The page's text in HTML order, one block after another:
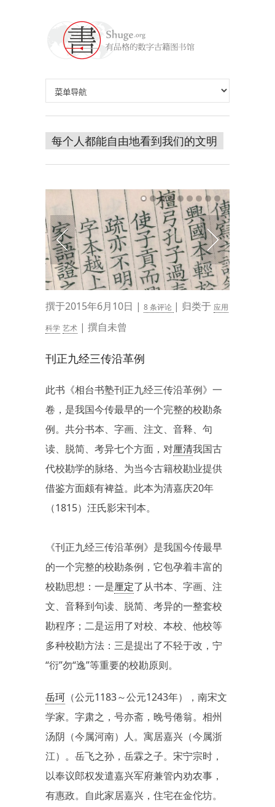
每个人都能自由地看到我们的文明
撰于2015年6月10日 | 8 条评论 | 归类于 应用
科学 艺术 | 撰自未曾
刊正九经三传沿革例
此书《相台书塾刊正九经三传沿革例》一
卷，是我国今传最早的一个完整的校勘条
例。共分书本、字画、注文、音释、句
读、脱简、考异七个方面，对厘清我国古
代校勘学的脉络、为当今古籍校勘业提供
借鉴方面颇有裨益。此本为清嘉庆20年
（1815）汪氏影宋刊本。
《刊正九经三传沿革例》是我国今传最早
的一个完整的校勘条例，它包孕着丰富的
校勘思想：一是厘定了从书本、字画、注
文、音释到句读、脱简、考异的一整套校
勘程序；二是运用了对校、本校、他校等
多种校勘方法：三是提出了不轻于改，宁
“衍”勿“逸”等重要的校勘原则。
岳珂 （公元1183～公元1243年），南宋文
学家。字肃之，号亦斋，晚号倦翁。相州
汤阴（今属河南）人。寓居嘉兴（今属浙
江）。岳飞之孙，岳霖之子。宋宁宗时，
以奉议郎权发遣嘉兴军府兼管内劝农事，
有惠政。自此家居嘉兴，住宅在金佗坊。